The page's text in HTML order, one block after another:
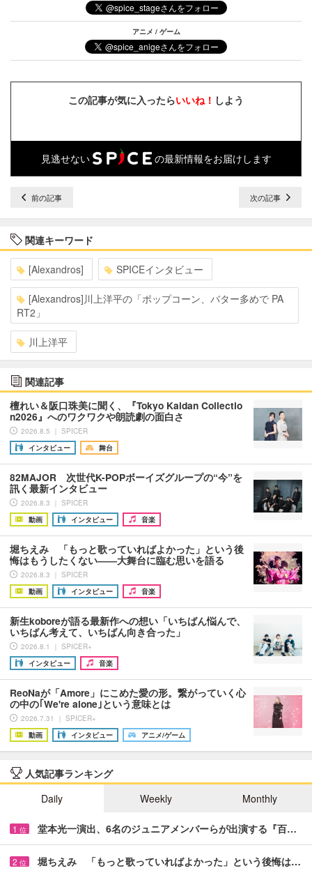
アニメ / ゲーム
この記事が気に入ったらいいね！ しよう
見逃せない の最新情報をお届けします
前の記事 次の記事
関連キーワード
[Alexandros] SPICEインタビュー
[Alexandros]川上洋平の「ポップコーン、バター多めで PA
RT2」
川上洋平
関連記事
檀れい＆阪口珠美に聞く、『Tokyo Kaidan Collectio
n2026』へのワクワクや朗読劇の面白さ
2026.8.5 ｜ SPICER
インタビュー
舞台
82MAJOR 次世代K-POPボーイズグループの“今”を
訊く最新インタビュー
2026.8.3 ｜ SPICER
動画
インタビュー 音楽
堀ちえみ 「もっと歌っていればよかった」という後
悔はもうしたくない――大舞台に臨む思いを語る
2026.8.3 ｜ SPICER
動画
インタビュー 音楽
新生koboreが語る最新作への想い「いちばん悩んで、
いちばん考えて、いちばん向き合った」
2026.8.1 ｜ SPICER+
インタビュー
音楽
ReoNaが「Amore」にこめた愛の形。繋がっていく心
の中の｢We're alone｣という意味とは
2026.7.31 ｜ SPICER+
動画
インタビュー アニメ/ゲーム
人気記事ランキング
Daily
Weekly Monthly
1 位 堂本光一演出、6名のジュニアメンバーらが出演する『百…
2 位 堀ちえみ 「もっと歌っていればよかった」という後悔は…